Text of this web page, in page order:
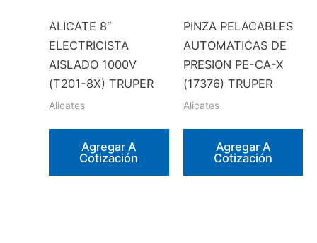
ALICATE 8″
ELECTRICISTA
AISLADO 1000V
(T201-8X) TRUPER
Alicates
Agregar A
Cotización
PINZA PELACABLES
AUTOMATICAS DE
PRESION PE-CA-X
(17376) TRUPER
Alicates
Agregar A
Cotización